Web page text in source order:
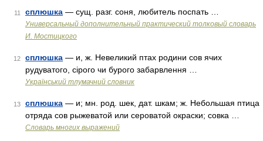
11 сплюшка — сущ. разг. соня, любитель поспать …
Универсальный дополнительный практический толковый словарь
И. Мостицкого
12 сплюшка — и, ж. Невеликий птах родини сов ячих
рудуватого, сірого чи бурого забарвлення …
Український тлумачний словник
13 сплюшка — и; мн. род. шек, дат. шкам; ж. Небольшая птица
отряда сов рыжеватой или сероватой окраски; совка …
Словарь многих выражений